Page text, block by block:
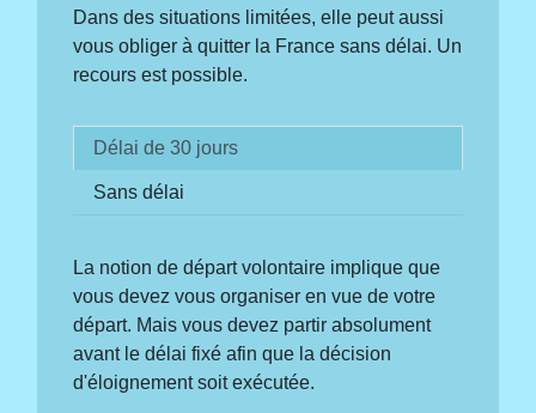
Dans des situations limitées, elle peut aussi
vous obliger à quitter la France sans délai. Un
recours est possible.
Délai de 30 jours
Sans délai
La notion de départ volontaire implique que
vous devez vous organiser en vue de votre
départ. Mais vous devez partir absolument
avant le délai fixé afin que la décision
d'éloignement soit exécutée.